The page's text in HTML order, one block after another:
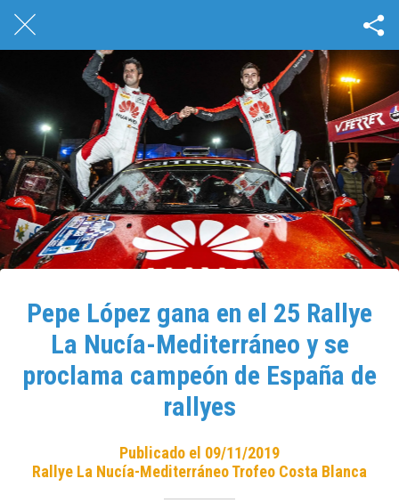
Pepe López gana en el 25 Rallye
La Nucía-Mediterráneo y se
proclama campeón de España de
rallyes
Publicado el 09/11/2019
Rallye La Nucía-Mediterráneo Trofeo Costa Blanca